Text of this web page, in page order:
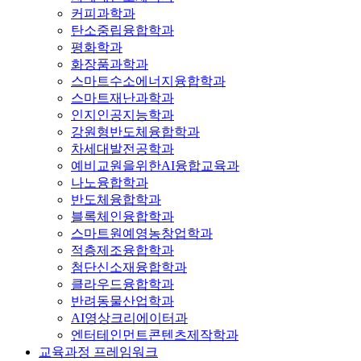
커피과학과
탄소중립융합학과
평화학과
화장품과학과
스마트수소에너지융합학과
스마트재난과학과
인지인공지능학과
강원형반도체융합학과
차세대발전공학과
예비교원을위한AI융합교육과
나노융합학과
반도체융합학과
블록체인융합학과
스마트원예영농창업학과
적층제조융합학과
첨단신소재융합학과
클라우드융합학과
반려동물산업학과
AI영상크리에이터과
엔터테인먼트콘텐츠제작학과
교육과정 프레임워크